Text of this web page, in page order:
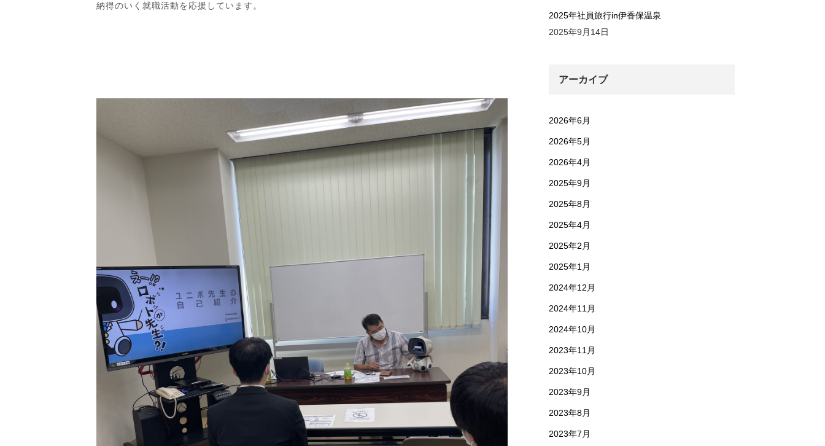
納得のいく就職活動を応援しています。
2025年社員旅行in伊香保温泉
2025年9月14日
アーカイブ
2026年6月
2026年5月
2026年4月
2025年9月
2025年8月
2025年4月
2025年2月
2025年1月
2024年12月
2024年11月
2024年10月
2023年11月
2023年10月
2023年9月
2023年8月
2023年7月